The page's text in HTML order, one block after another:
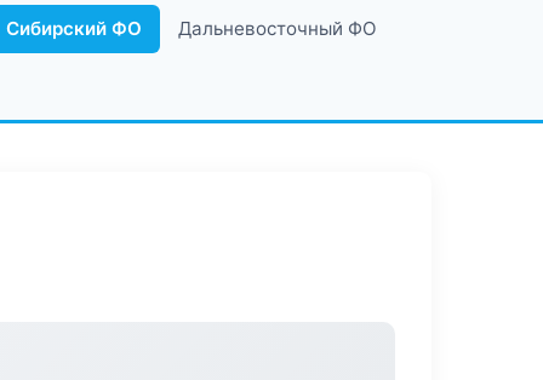
Сибирский ФО Дальневосточный ФО